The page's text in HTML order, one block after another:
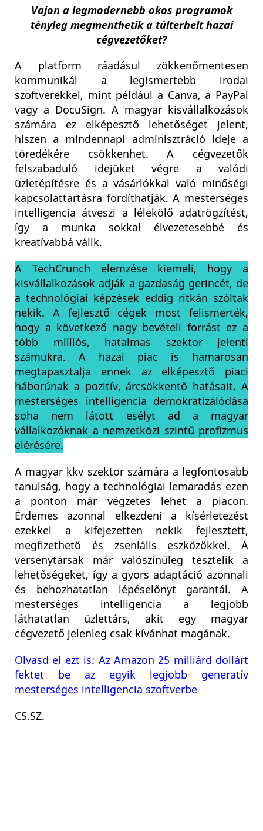
Vajon a legmodernebb okos programok
tényleg megmenthetik a túlterhelt hazai
cégvezetőket?
A platform ráadásul zökkenőmentesen
kommunikál a legismertebb irodai
szoftverekkel, mint például a Canva, a PayPal
vagy a DocuSign. A magyar kisvállalkozások
számára ez elképesztő lehetőséget jelent,
hiszen a mindennapi adminisztráció ideje a
töredékére csökkenhet. A cégvezetők
felszabaduló idejüket végre a valódi
üzletépítésre és a vásárlókkal való minőségi
kapcsolattartásra fordíthatják. A mesterséges
intelligencia átveszi a lélekölő adatrögzítést,
így a munka sokkal élvezetesebbé és
kreatívabbá válik.
A TechCrunch elemzése kiemeli, hogy a
kisvállalkozások adják a gazdaság gerincét, de
a technológiai képzések eddig ritkán szóltak
nekik. A fejlesztő cégek most felismerték,
hogy a következő nagy bevételi forrást ez a
több milliós, hatalmas szektor jelenti
számukra. A hazai piac is hamarosan
megtapasztalja ennek az elképesztő piaci
háborúnak a pozitív, árcsökkentő hatásait. A
mesterséges intelligencia demokratizálódása
soha nem látott esélyt ad a magyar
vállalkozóknak a nemzetközi szintű profizmus
elérésére.
A magyar kkv szektor számára a legfontosabb
tanulság, hogy a technológiai lemaradás ezen
a ponton már végzetes lehet a piacon.
Érdemes azonnal elkezdeni a kísérletezést
ezekkel a kifejezetten nekik fejlesztett,
megfizethető és zseniális eszközökkel. A
versenytársak már valószínűleg tesztelik a
lehetőségeket, így a gyors adaptáció azonnali
és behozhatatlan lépéselőnyt garantál. A
mesterséges intelligencia a legjobb
láthatatlan üzlettárs, akit egy magyar
cégvezető jelenleg csak kívánhat magának.
Olvasd el ezt is: Az Amazon 25 milliárd dollárt
fektet be az egyik legjobb generatív
mesterséges intelligencia szoftverbe
CS.SZ.